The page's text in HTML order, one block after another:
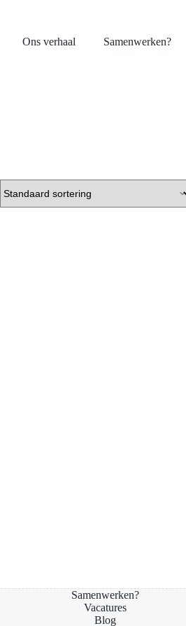
Ons verhaal Samenwerken?
Samenwerken?
Vacatures
Blog